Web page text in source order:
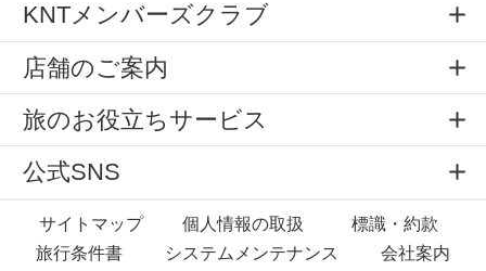
KNTメンバーズクラブ
店舗のご案内
旅のお役立ちサービス
公式SNS
サイトマップ 個人情報の取扱
標識・約款
旅行条件書
システムメンテナンス 会社案内